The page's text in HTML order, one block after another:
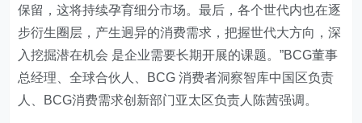
保留，这将持续孕育细分市场。最后，各个世代内也在逐
步衍生圈层，产生迥异的消费需求，把握世代大方向，深
入挖掘潜在机会 是企业需要长期开展的课题。”BCG董事
总经理、全球合伙人、BCG 消费者洞察智库中国区负责
人、BCG消费需求创新部门亚太区负责人陈茜强调。